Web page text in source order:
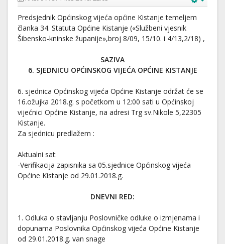
Predsjednik Općinskog vijeća općine Kistanje temeljem
članka 34. Statuta Općine Kistanje («Službeni vjesnik
Šibensko-kninske županije»,broj 8/09, 15/10. i 4/13,2/18) ,
SAZIVA
6. SJEDNICU OPĆINSKOG VIJEĆA OPĆINE KISTANJE
6. sjednica Općinskog vijeća Općine Kistanje održat će se
16.ožujka 2018.g. s početkom u 12:00 sati u Općinskoj
vijećnici Općine Kistanje, na adresi Trg sv.Nikole 5,22305
Kistanje.
Za sjednicu predlažem :
Aktualni sat:
-Verifikacija zapisnika sa 05.sjednice Općinskog vijeća
Općine Kistanje od 29.01.2018.g.
DNEVNI RED:
1. Odluka o stavljanju Poslovničke odluke o izmjenama i
dopunama Poslovnika Općinskog vijeća Općine Kistanje
od 29.01.2018.g. van snage